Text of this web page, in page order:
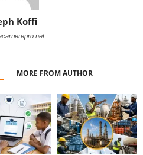
Koffi
MORE FROM AUTHOR